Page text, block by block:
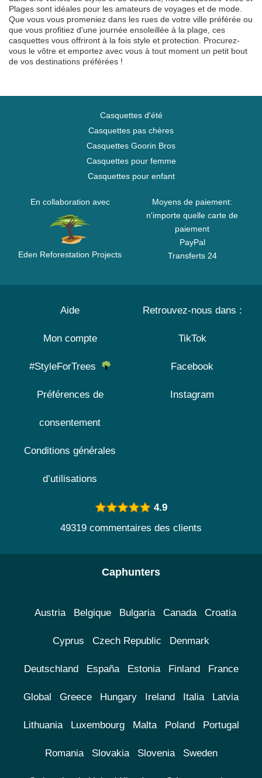
Plages sont idéales pour les amateurs de voyages et de mode.
Que vous vous promeniez dans les rues de votre ville préférée ou
que vous profitiez d'une journée ensoleillée à la plage, ces
casquettes vous offriront à la fois style et protection. Procurez-
vous le vôtre et emportez avec vous à tout moment un petit bout
de vos destinations préférées !
Casquettes d'été
Casquettes pas chères
Casquettes Goorin Bros
Casquettes pour femme
Casquettes pour enfant
En collaboration avec
Eden Reforestation Projects
Moyens de paiement:
n'importe quelle carte de
paiement
PayPal
Transferts 24
Aide
Mon compte
#StyleForTrees
Préférences de
consentement
Conditions générales
d’utilisations
Retrouvez-nous dans :
TikTok
Facebook
Instagram
4.9
49319 commentaires des clients
Caphunters
Austria Belgique Bulgaria Canada Croatia
Cyprus Czech Republic Denmark
Deutschland España Estonia Finland France
Global Greece Hungary Ireland Italia Latvia
Lithuania Luxembourg Malta Poland Portugal
Romania Slovakia Slovenia Sweden